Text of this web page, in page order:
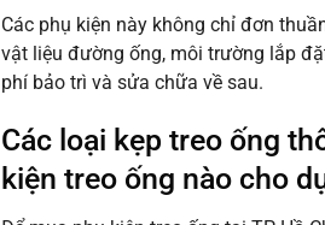
Các phụ kiện này không chỉ đơn
vật liệu đường ống, môi trường lắp
phí bảo trì và sửa chữa về sau.
Các loại kẹp treo ống
kiện treo ống nào cho